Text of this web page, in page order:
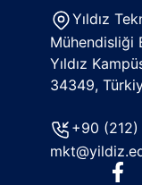
Yıldız
Mühendisliği
Yıldız
34349,
+90